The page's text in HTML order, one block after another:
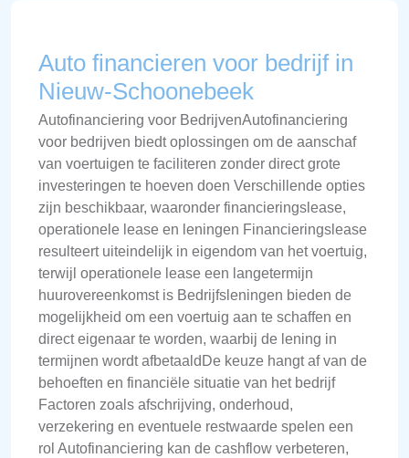
Auto financieren voor bedrijf in
Nieuw-Schoonebeek
Autofinanciering voor BedrijvenAutofinanciering
voor bedrijven biedt oplossingen om de aanschaf
van voertuigen te faciliteren zonder direct grote
investeringen te hoeven doen Verschillende opties
zijn beschikbaar, waaronder financieringslease,
operationele lease en leningen Financieringslease
resulteert uiteindelijk in eigendom van het voertuig,
terwijl operationele lease een langetermijn
huurovereenkomst is Bedrijfsleningen bieden de
mogelijkheid om een voertuig aan te schaffen en
direct eigenaar te worden, waarbij de lening in
termijnen wordt afbetaaldDe keuze hangt af van de
behoeften en financiële situatie van het bedrijf
Factoren zoals afschrijving, onderhoud,
verzekering en eventuele restwaarde spelen een
rol Autofinanciering kan de cashflow verbeteren,